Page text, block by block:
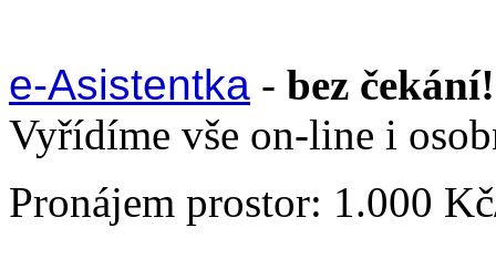
e-Asistentka - bez čekání!
Vyřídíme vše on-line i
Pronájem prostor: 1.000